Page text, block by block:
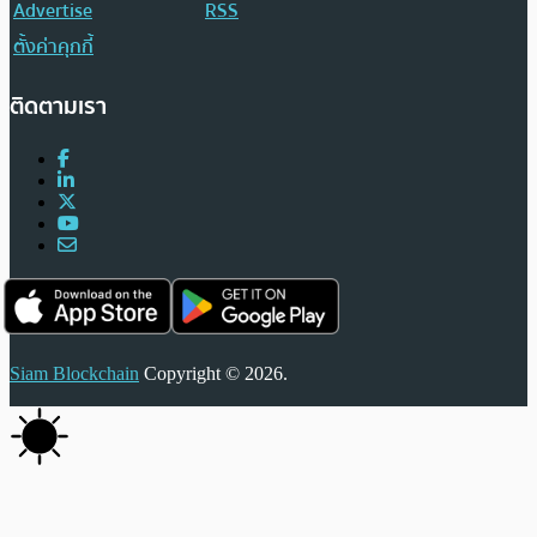
Advertise
RSS
ตั้งค่าคุกกี้
ติดตามเรา
Siam Blockchain Copyright © 2026.